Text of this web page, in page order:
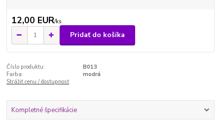
12,00 EUR/ks
Pridať do košíka
Číslo produktu:
B013
Farba:
modrá
Strážiť cenu / dostupnosť
Kompletné špecifikácie